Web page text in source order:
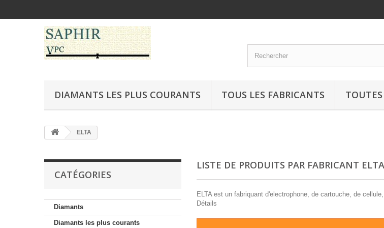
DIAMANTS LES PLUS COURANTS TOUS LES FABRICANTS
ELTA
CATÉGORIES
Diamants
Diamants les plus courants
LISTE DE PRODUITS PAR FABRICANT ELTA
ELTA est un fabriquant d'electrophone, de cartouche, de
Détails